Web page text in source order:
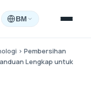
BM
› Pembersihan
Lengkap untuk